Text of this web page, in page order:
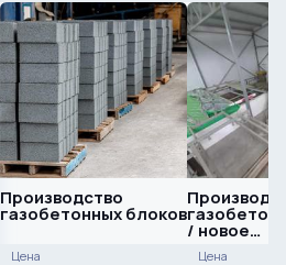
Производство
газобетонных блоков
Цена
/ новое
Цена